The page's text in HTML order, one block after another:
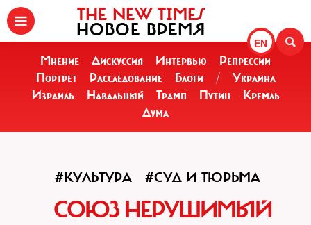
EN
THE NEW TIMES
НОВОЕ ВРЕМЯ
Мнение Дискуссия Интервью
Репрессии
Портрет
Расследование Блоги /
Украина
Израиль
Навальный Трамп Путин
Кремль
Дума
#КУЛЬТУРА #СУД И ТЮРЬМА
СОЮЗ НЕРУШИМЫЙ